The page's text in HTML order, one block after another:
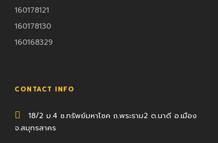
160178121
160178130
160168329
CONTACT INFO
18/2 ม.4 ซ.ทรัพย์มหาโชค ถ.พระราม2 ต.นาดี อ.เมือง
จ.สมุทรสาคร